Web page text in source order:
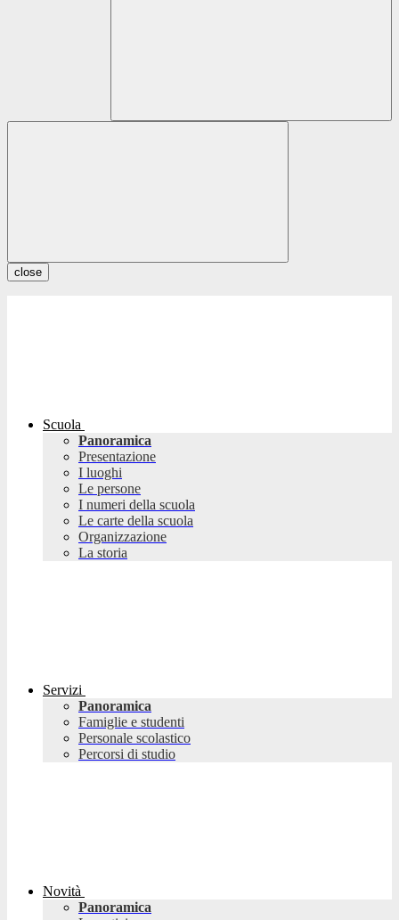
close
Scuola
Panoramica
Presentazione
I luoghi
Le persone
I numeri della scuola
Le carte della scuola
Organizzazione
La storia
Servizi
Panoramica
Famiglie e studenti
Personale scolastico
Percorsi di studio
Novità
Panoramica